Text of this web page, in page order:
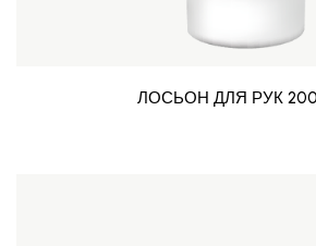
ЛОСЬОН ДЛЯ РУК